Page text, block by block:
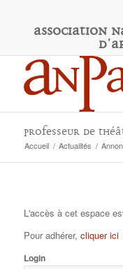
Association N
d'A
Professeur de
Accueil / Actualités /
L'accès à cet espace
Pour adhérer, cliquer ici
Login